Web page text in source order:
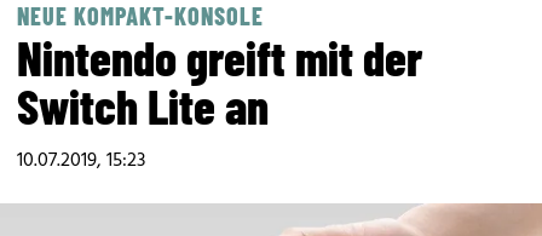
NEUE KOMPAKT-KONSOLE
Nintendo greift mit der
Switch Lite an
10.07.2019, 15:23